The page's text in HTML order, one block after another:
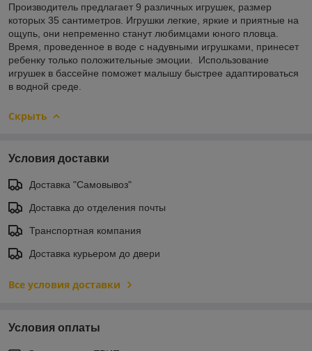
Производитель предлагает 9 различных игрушек, размер
которых 35 сантиметров. Игрушки легкие, яркие и приятные на
ощупь, они непременно станут любимцами юного пловца.
Время, проведенное в воде с надувными игрушками, принесет
ребенку только положительные эмоции. Использование
игрушек в бассейне поможет малышу быстрее адаптироваться
в водной среде.
Скрыть
Условия доставки
Доставка "Самовывоз"
Доставка до отделения почты
Транспортная компания
Доставка курьером до двери
Все условия доставки
Условия оплаты